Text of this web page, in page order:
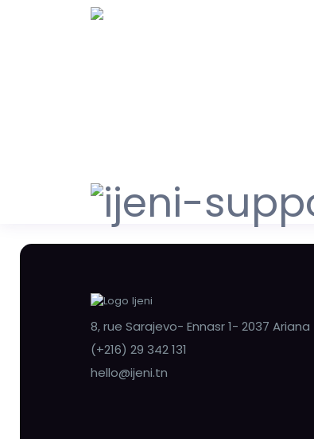
8, rue Sarajevo- Ennasr 1- 2037 Ariana
(+216) 29 342 131
hello@ijeni.tn